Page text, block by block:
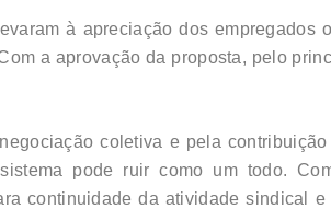
à apreciação dos empregados
a aprovação da proposta, pelo
coletiva e pela
pode ruir como um todo.
continuidade da atividade sindical